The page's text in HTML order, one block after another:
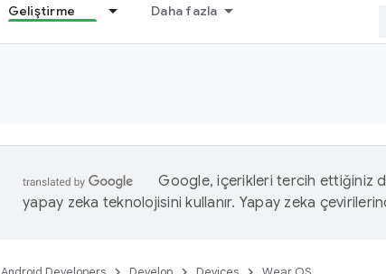
Geliştirme Daha fazla
Google, içerikleri tercih ettiğiniz
yapay zeka teknolojisini kullanır. Yapay zeka